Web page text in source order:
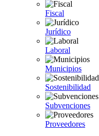
Fiscal
Jurídico
Laboral
Municipios
Sostenibilidad
Subvenciones
Proveedores